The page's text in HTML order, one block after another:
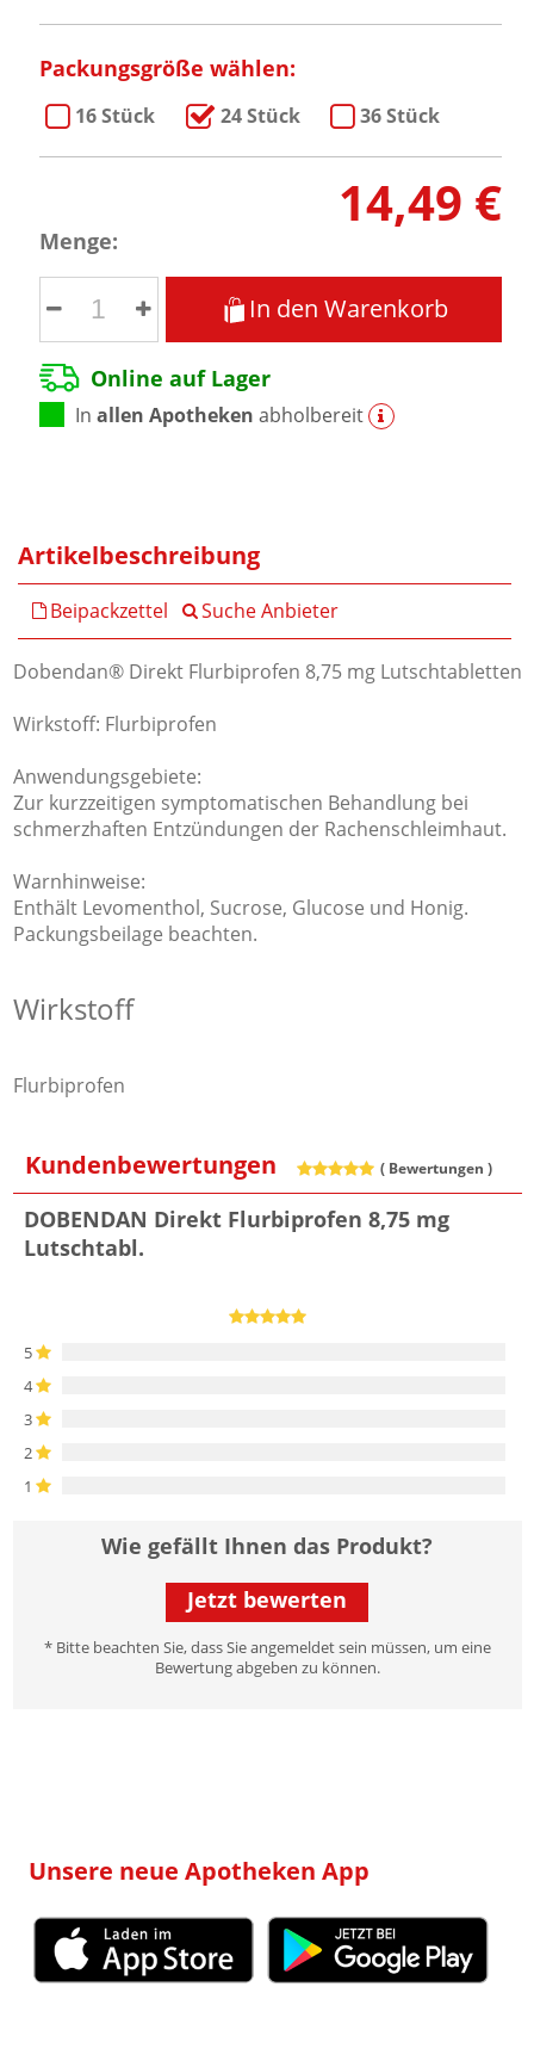
Packungsgröße wählen:
16 Stück 24 Stück 36 Stück
14,49 €
Menge:
In den Warenkorb
Online auf Lager
Inallen Apotheken abholbereit
Artikelbeschreibung
Beipackzettel Suche Anbieter
Dobendan® Direkt Flurbiprofen 8,75 mg Lutschtabletten
Wirkstoff: Flurbiprofen
Anwendungsgebiete:
Zur kurzzeitigen symptomatischen Behandlung bei
schmerzhaften Entzündungen der Rachenschleimhaut.
Warnhinweise:
Enthält Levomenthol, Sucrose, Glucose und Honig.
Packungsbeilage beachten.
Wirkstoff
Flurbiprofen
Kundenbewertungen ( Bewertungen )
DOBENDAN Direkt Flurbiprofen 8,75 mg
Lutschtabl.
5
4
3
2
1
Wie gefällt Ihnen das Produkt?
Jetzt bewerten
* Bitte beachten Sie, dass Sie angemeldet sein müssen, um eine
Bewertung abgeben zu können.
Unsere neue Apotheken App